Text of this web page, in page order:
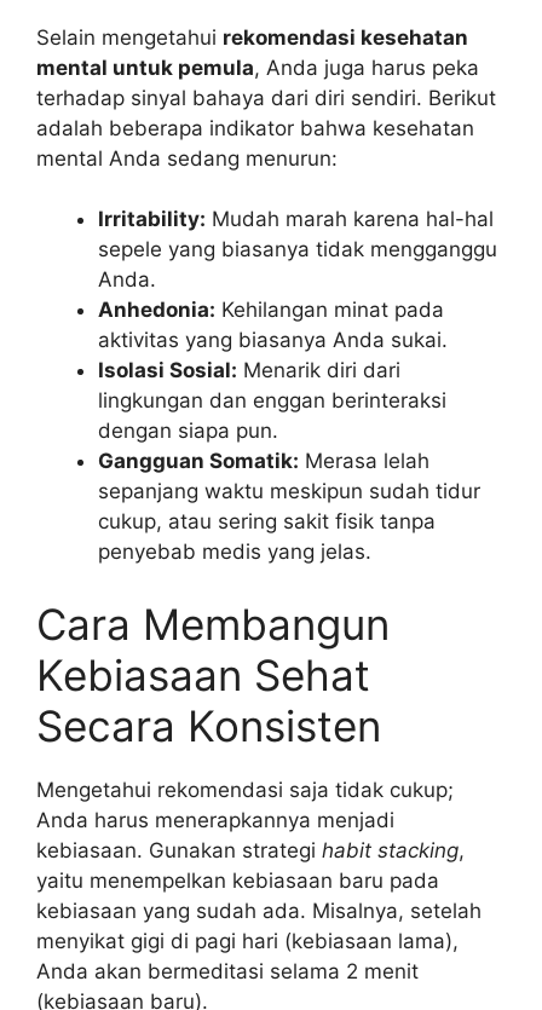
Selain mengetahui rekomendasi kesehatan
mental untuk pemula, Anda juga harus peka
terhadap sinyal bahaya dari diri sendiri. Berikut
adalah beberapa indikator bahwa kesehatan
mental Anda sedang menurun:
Irritability: Mudah marah karena hal-hal
sepele yang biasanya tidak mengganggu
Anda.
Anhedonia: Kehilangan minat pada
aktivitas yang biasanya Anda sukai.
Isolasi Sosial: Menarik diri dari
lingkungan dan enggan berinteraksi
dengan siapa pun.
Gangguan Somatik: Merasa lelah
sepanjang waktu meskipun sudah tidur
cukup, atau sering sakit fisik tanpa
penyebab medis yang jelas.
Cara Membangun
Kebiasaan Sehat
Secara Konsisten
Mengetahui rekomendasi saja tidak cukup;
Anda harus menerapkannya menjadi
kebiasaan. Gunakan strategi habit stacking,
yaitu menempelkan kebiasaan baru pada
kebiasaan yang sudah ada. Misalnya, setelah
menyikat gigi di pagi hari (kebiasaan lama),
Anda akan bermeditasi selama 2 menit
(kebiasaan baru).